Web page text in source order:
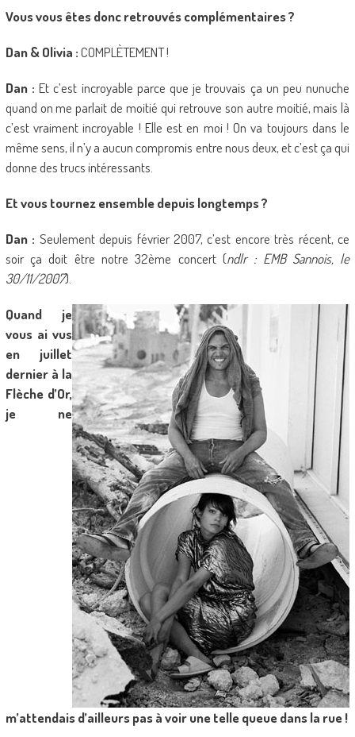
Vous vous êtes donc retrouvés complémentaires ?
Dan & Olivia :COMPLÈTEMENT !
Dan :Et c’est incroyable parce que je trouvais ça un peu nunuche
quand on me parlait de moitié qui retrouve son autre moitié, mais là
c’est vraiment incroyable ! Elle est en moi ! On va toujours dans le
même sens, il n’y a aucun compromis entre nous deux, et c’est ça qui
donne des trucs intéressants.
Et vous tournez ensemble depuis longtemps ?
Dan : Seulement depuis février 2007, c’est encore très récent, ce
soir ça doit être notre 32ème concert (ndlr : EMB Sannois, le
30/11/2007).
Quand je
vous ai vus
en juillet
dernier à la
Flèche d’Or,
je ne
m’attendais d’ailleurs pas à voir une telle queue dans la rue !